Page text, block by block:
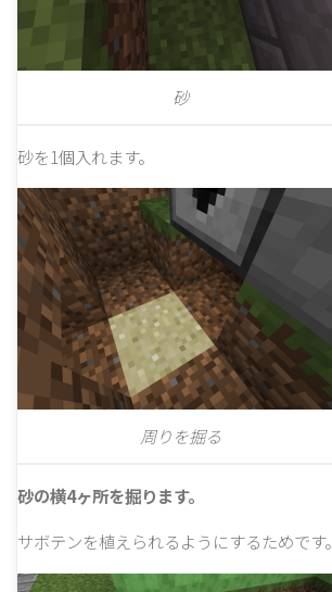
砂
砂を1個入れます。
周りを掘る
砂の横4ヶ所を掘ります。
サボテンを植えられるようにするためです。